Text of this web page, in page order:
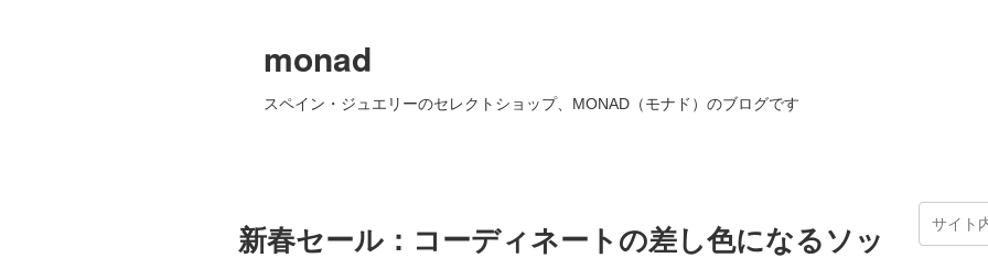
monad
スペイン・ジュエリーのセレクトショップ、MONAD（モナド）のブログです
新春セール：コーディネートの差し色になるソッ